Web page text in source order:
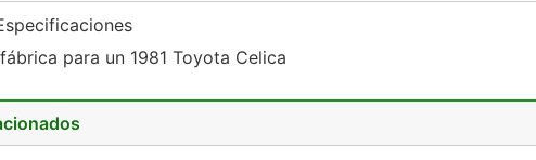
para un 1981 Toyota Celica